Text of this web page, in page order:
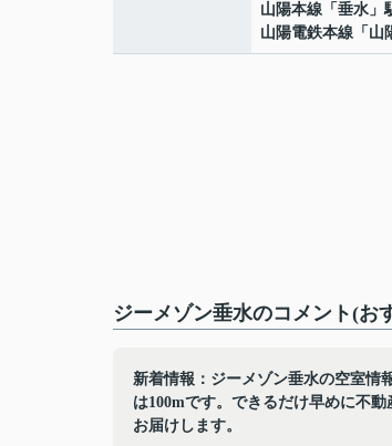
山陽本線 「 垂水 」
山陽電鉄本線 「 山
ジーメゾン垂水のコメント(お
新着情報：ジーメゾン垂水の空室情
は100mです。できるだけ早めに不
お届けします。